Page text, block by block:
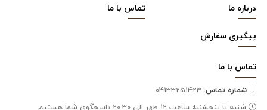
درباره ما
تماس با ما
پیگیری سفارش
تماس با ما
شماره تماس‌:
شنبه تا پنجشنبه ساعت 12 ظهر الی 20.30 پاسخگوی شما هستیم